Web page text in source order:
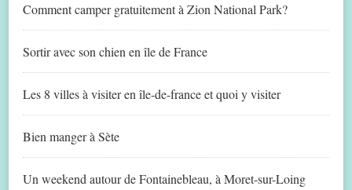
Comment camper gratuitement à Zion National Park?
Sortir avec son chien en île de France
Les 8 villes à visiter en île-de-france et quoi y visiter
Bien manger à Sète
Un weekend autour de Fontainebleau, à Moret-sur-Loing